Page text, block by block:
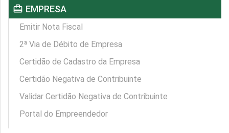
card_travel EMPRESA
Emitir Nota Fiscal
2ª Via de Débito de Empresa
Certidão de Cadastro da Empresa
Certidão Negativa de Contribuinte
Validar Certidão Negativa de Contribuinte
Portal do Empreendedor